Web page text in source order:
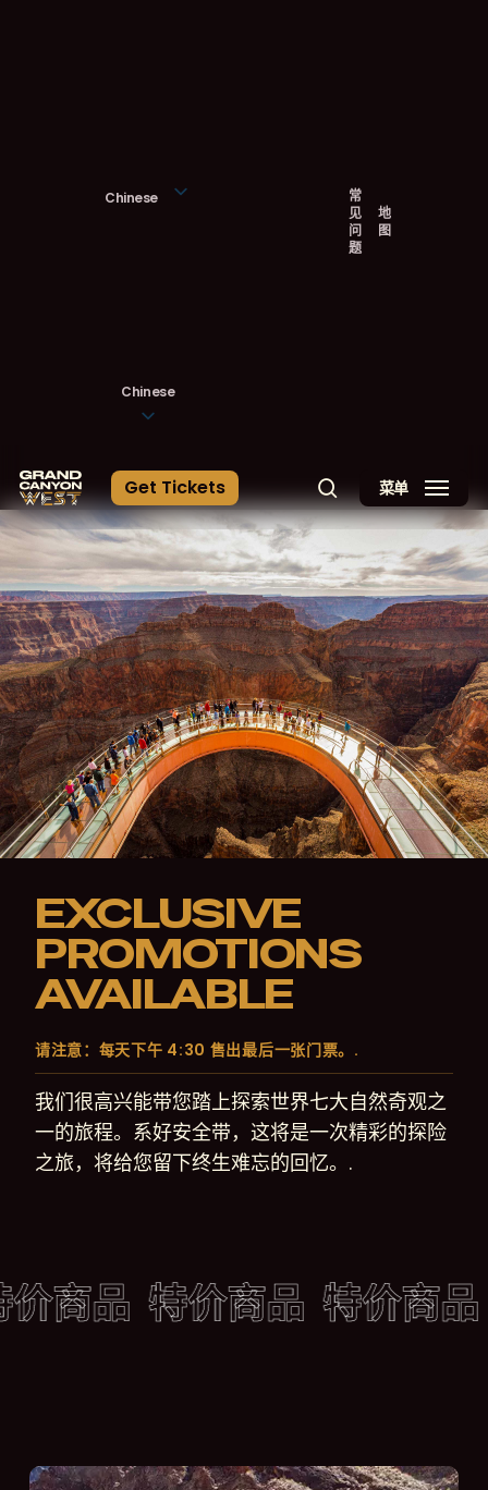
Chinese
Chinese
常
见
问
题
地
图
Get Tickets 搜索 菜单
EXCLUSIVE
PROMOTIONS
AVAILABLE
请注意：每天下午 4:30 售出最后一张门票。.
我们很高兴能带您踏上探索世界七大自然奇观之
一的旅程。系好安全带，这将是一次精彩的探险
之旅，将给您留下终生难忘的回忆。.
商品 特价商品 特价商品